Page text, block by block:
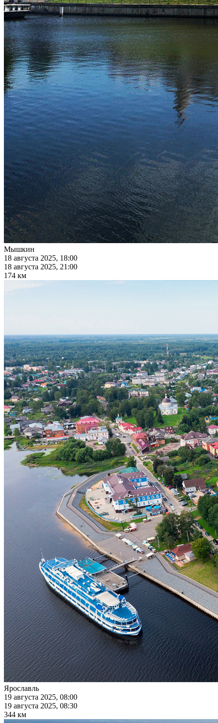
Мышкин
18 августа 2025, 18:00
18 августа 2025, 21:00
174 км
Ярославль
19 августа 2025, 08:00
19 августа 2025, 08:30
344 км